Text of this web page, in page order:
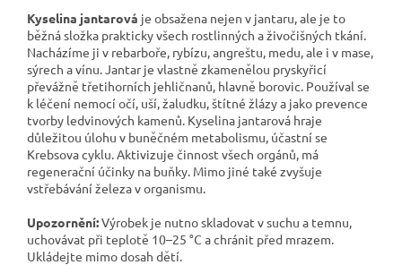
Kyselina jantarová je obsažena nejen v jantaru, ale je to
běžná složka prakticky všech rostlinných a živočišných tkání.
Nacházíme ji v rebarboře, rybízu, angreštu, medu, ale i v mase,
sýrech a vínu. Jantar je vlastně zkamenělou pryskyřicí
převážně třetihorních jehličnanů, hlavně borovic. Používal se
k léčení nemocí očí, uší, žaludku, štítné žlázy a jako prevence
tvorby ledvinových kamenů. Kyselina jantarová hraje
důležitou úlohu v buněčném metabolismu, účastní se
Krebsova cyklu. Aktivizuje činnost všech orgánů, má
regenerační účinky na buňky. Mimo jiné také zvyšuje
vstřebávání železa v organismu.
Upozornění:Výrobek je nutno skladovat v suchu a temnu,
uchovávat při teplotě 10–25 °C a chránit před mrazem.
Ukládejte mimo dosah dětí.